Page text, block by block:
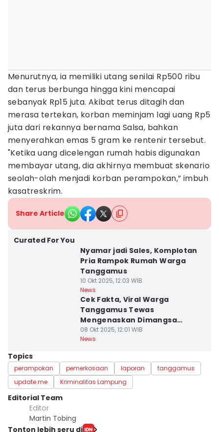
Menurutnya, ia memiliki utang senilai Rp500 ribu
dan terus berbunga hingga kini mencapai
sebanyak Rp15 juta. Akibat terus ditagih dan
merasa tertekan, korban meminjam lagi uang Rp5
juta dari rekannya bernama Salsa, bahkan
menyerahkan emas 5 gram ke rentenir tersebut.
"Ketika uang dicelengan rumah habis digunakan
membayar utang, dia akhirnya membuat skenario
seolah-olah menjadi korban perampokan,” imbuh
kasatreskrim.
Share Article
Curated For You
Nyamar jadi Sales, Komplotan
Pria Rampok Rumah Warga
Tanggamus
10 Okt 2025, 12:03 WIB
News
Cek Fakta, Viral Warga
Tanggamus Tewas
Mengenaskan Dimangsa
Harimau
08 Okt 2025, 12:01 WIB
News
Topics
perampokan pemerkosaan laporan
tanggamus
update me
Kriminalitas Lampung
Editorial Team
Editor
Martin Tobing
Tonton lebih seru di